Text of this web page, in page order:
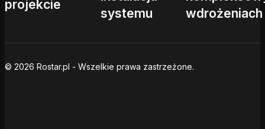
projekcie
systemu
wdrożeniach
© 2026 Rostar.pl - Wszelkie prawa zastrzeżone.